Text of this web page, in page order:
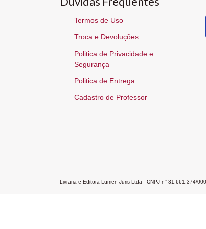
Termos de Uso
Troca e Devoluções
Politica de Privacidade e
Segurança
Politica de Entrega
Cadastro de Professor
Livraria e Editora Lumen Juris Ltda - CNPJ n° 31.661.374/